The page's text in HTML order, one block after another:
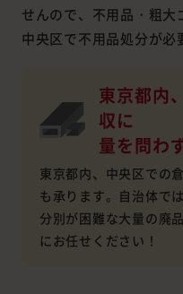
せんので、不用品・粗大
中央区で不用品処分が必
東京都内
収に
量を問わ
東京都内、中央区での
も承ります。自治体で
分別が困難な大量の廃
にお任せください！